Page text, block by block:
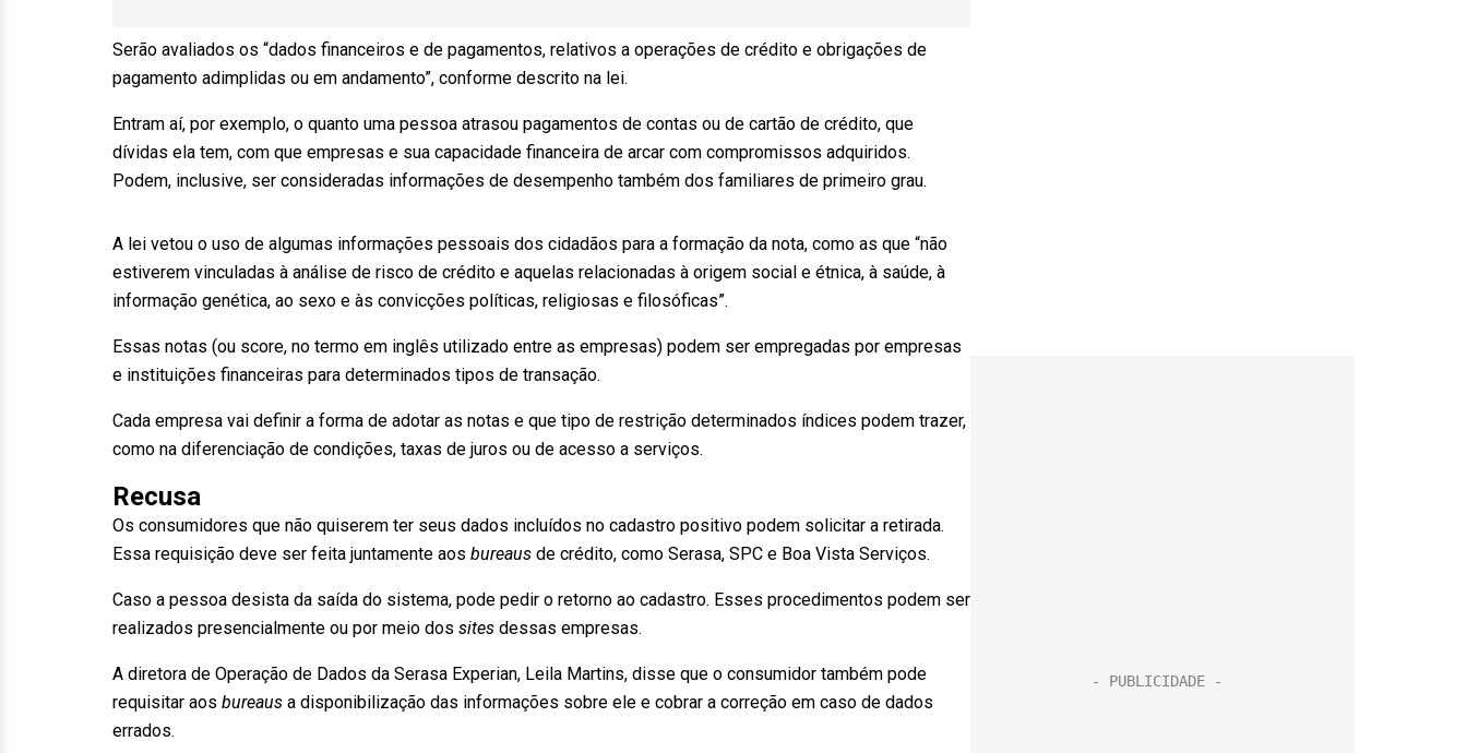
Serão avaliados os “dados financeiros e de pagamentos, relativos a operações de crédito e obrigações de
pagamento adimplidas ou em andamento”, conforme descrito na lei.
Entram aí, por exemplo, o quanto uma pessoa atrasou pagamentos de contas ou de cartão de crédito, que
dívidas ela tem, com que empresas e sua capacidade financeira de arcar com compromissos adquiridos.
Podem, inclusive, ser consideradas informações de desempenho também dos familiares de primeiro grau.
A lei vetou o uso de algumas informações pessoais dos cidadãos para a formação da nota, como as que “não
estiverem vinculadas à análise de risco de crédito e aquelas relacionadas à origem social e étnica, à saúde, à
informação genética, ao sexo e às convicções políticas, religiosas e filosóficas”.
Essas notas (ou score, no termo em inglês utilizado entre as empresas) podem ser empregadas por empresas
e instituições financeiras para determinados tipos de transação.
Cada empresa vai definir a forma de adotar as notas e que tipo de restrição determinados índices podem trazer,
como na diferenciação de condições, taxas de juros ou de acesso a serviços.
Recusa
Os consumidores que não quiserem ter seus dados incluídos no cadastro positivo podem solicitar a retirada.
Essa requisição deve ser feita juntamente aos bureaus de crédito, como Serasa, SPC e Boa Vista Serviços.
Caso a pessoa desista da saída do sistema, pode pedir o retorno ao cadastro. Esses procedimentos podem ser
realizados presencialmente ou por meio dos sites dessas empresas.
A diretora de Operação de Dados da Serasa Experian, Leila Martins, disse que o consumidor também pode
requisitar aos bureaus a disponibilização das informações sobre ele e cobrar a correção em caso de dados
errados.